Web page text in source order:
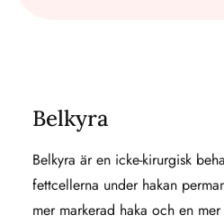
Belkyra
Belkyra är en icke-kirurgisk
fettcellerna under hakan
mer markerad haka och en